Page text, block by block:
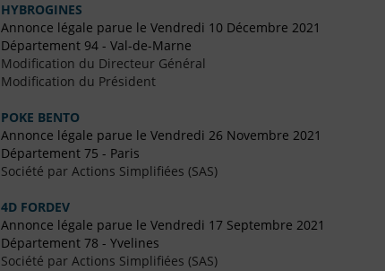
HYBROGINES
Annonce légale parue le Vendredi 10 Décembre 2021
Département 94 - Val-de-Marne
Modification du Directeur Général
Modification du Président
POKE BENTO
Annonce légale parue le Vendredi 26 Novembre 2021
Département 75 - Paris
Société par Actions Simplifiées (SAS)
4D FORDEV
Annonce légale parue le Vendredi 17 Septembre 2021
Département 78 - Yvelines
Société par Actions Simplifiées (SAS)